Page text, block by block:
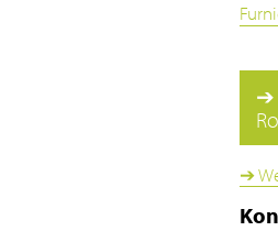
➔
➔